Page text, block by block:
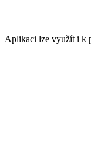
Aplikaci lze využít i k